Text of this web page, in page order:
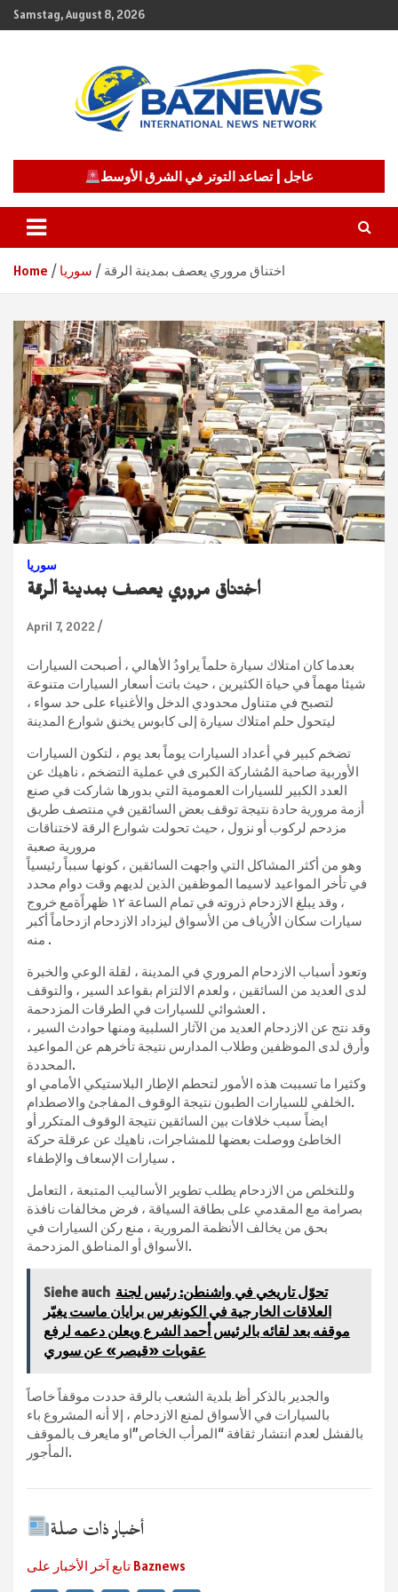
Skip
to
Samstag, August 8, 2026
BAZNEWS
عاجل | تصاعد التوتر في الشرق الأوسط
Home سوريا اختناق مروري يعصف بمدينة الرقة
سوريا
اختناق مروري يعصف بمدينة الرقة
April 7, 2022
بعدما كان امتلاك سيارة حلماً يراودُ الأهالي ، أصبحت السيارات
شيئا مهماً في حياة الكثيرين ، حيث باتت أسعار السيارات متنوعة
لتصبح في متناول محدودي الدخل والأغنياء على حد سواء ،
ليتحول حلم امتلاك سيارة إلى كابوس يخنق شوارع المدينة
تضخم كبير في أعداد السيارات يوماً بعد يوم ، لتكون السيارات
الأوربية صاحبة المُشاركة الكبرى في عملية التضخم ، ناهيك عن
العدد الكبير للسيارات العمومية التي بدورها شاركت في صنع
أزمة مرورية حادة نتيجة توقف بعض السائقين في منتصف طريق
مزدحم لركوب أو نزول ، حيث تحولت شوارع الرقة لاختناقات
مرورية صعبة
وهو من أكثر المشاكل التي واجهت السائقين ، كونها سبباً رئيسياً
في تأخر المواعيد لاسيما الموظفين الذين لديهم وقت دوام محدد
، وقد يبلغ الازدحام ذروته في تمام الساعة ١٢ ظهراًةمع خروج
سيارات سكان الاُرياف من الأسواق ليزداد الازدحام ازدحاماً أكبر
منه .
وتعود أسباب الازدحام المروري في المدينة ، لقلة الوعي والخبرة
لدى العديد من السائقين ، ولعدم الالتزام بقواعد السير ، والتوقف
العشوائي للسيارات في الطرقات المزدحمة .
وقد نتج عن الازدحام العديد من الآثار السلبية ومنها حوادث السير ،
وأرق لدى الموظفين وطلاب المدارس نتيجة تأخرهم عن المواعيد
المحددة.
وكثيرا ما تسببت هذه الأمور لتحطم الإطار البلاستيكي الأمامي او
الخلفي للسيارات الطبون نتيجة الوقوف المفاجئ والاصطدام.
ايضاً سبب خلافات بين السائقين نتيجة الوقوف المتكرر أو
الخاطئ ووصلت بعضها للمشاجرات، ناهيك عن عرقلة حركة
سيارات الإسعاف والإطفاء .
وللتخلص من الازدحام يطلب تطوير الأساليب المتبعة ، التعامل
بصرامة مع المقدمي على بطاقة السياقة ، فرض مخالفات نافذة
بحق من يخالف الأنظمة المرورية ، منع ركن السيارات في
الأسواق أو المناطق المزدحمة.
Siehe auch تحوّل تاريخي في واشنطن: رئيس لجنة
العلاقات الخارجية في الكونغرس برايان ماست يغيّر
موقفه بعد لقائه بالرئيس أحمد الشرع ويعلن دعمه لرفع
عقوبات «قيصر» عن سوري
والجدير بالذكر أظ بلدية الشعب بالرقة حددت موقفاً خاصاً
بالسيارات في الأسواق لمنع الازدحام ، إلا أنه المشروع باء
بالفشل لعدم انتشار ثقافة “المرأب الخاص”او مايعرف بالموقف
المأجور.
أخبار ذات صلة
تابع آخر الأخبار على Baznews